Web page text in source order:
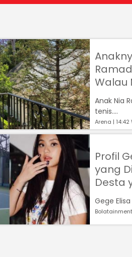
Walau
Anak Nia
tenis....
Arena | 14:42
Profil
yang
Desta
Gege